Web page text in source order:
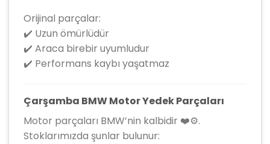
Orijinal parçalar:
✔️ Uzun ömürlüdür
✔️ Araca birebir uyumludur
✔️ Performans kaybı yaşatmaz
Çarşamba BMW Motor Yedek Parçaları
Motor parçaları BMW’nin kalbidir ❤️⚙️.
Stoklarımızda şunlar bulunur: